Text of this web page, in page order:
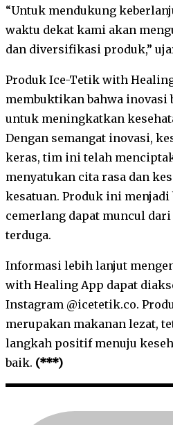
“Untuk mendukung
waktu dekat kami akan
dan diversifikasi produk,”
Produk Ice-Tetik with
membuktikan bahwa inovasi
untuk meningkatkan
Dengan semangat inovasi,
keras, tim ini telah
menyatukan cita rasa dan
kesatuan. Produk ini menjadi
cemerlang dapat muncul
terduga.
Informasi lebih lanjut
with Healing App dapat
Instagram @icetetik.co.
merupakan makanan lezat,
langkah positif menuju
baik. (***)